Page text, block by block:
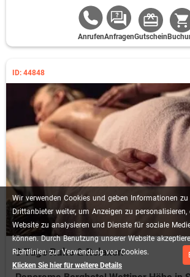
Wir verwenden Cookies und geben Informationen zu
Drittanbieter weiter, um Anzeigen zu personalisieren,
Website zu analysieren und Dienste für soziale
können. Durch Benutzung unserer Website
Richtlinien zur Verwendung von Cookies.
Klicken Sie hier für weitere Details
AnrufenAnfragenGutschein
ID: 44848
3 Tage Ruhe & Relaxen